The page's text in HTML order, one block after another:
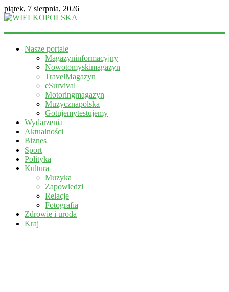
piątek, 7 sierpnia, 2026
WIELKOPOLSKA
informacyjny
Nasze portale
Magazyninformacyjny
Nowotomyskimagazyn
TravelMagazyn
eSurvival
Motoringmagazyn
Muzycznapolska
Gotujemytestujemy
Wydarzenia
Aktualności
Biznes
Sport
Polityka
Kultura
Muzyka
Zapowiedzi
Relacje
Fotografia
Zdrowie i uroda
Kraj